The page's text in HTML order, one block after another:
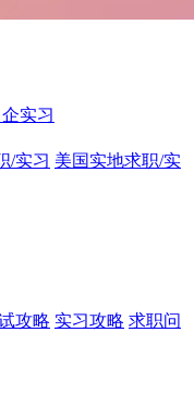
实习
/实习 美国实地求职/实
攻略 实习攻略 求职问